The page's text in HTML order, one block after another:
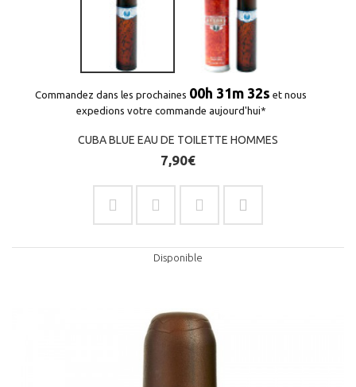
Commandez dans les prochaines 00h 31m 32s et nous
expedions votre commande aujourd'hui*
CUBA BLUE EAU DE TOILETTE HOMMES
7,90€
Disponible